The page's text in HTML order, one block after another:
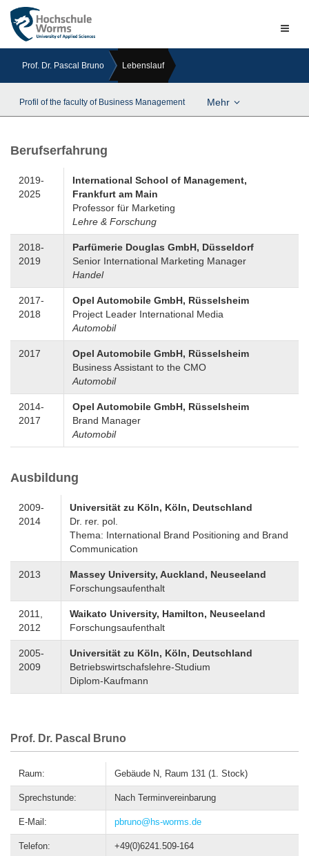
Prof. Dr. Pascal Bruno Lebenslauf
Profil of the faculty of Business Management Mehr
Berufserfahrung
2019-
2025
International School of Management,
Frankfurt am Main
Professor für Marketing
Lehre & Forschung
2018-
2019
Parfümerie Douglas GmbH, Düsseldorf
Senior International Marketing Manager
Handel
2017-
2018
Opel Automobile GmbH, Rüsselsheim
Project Leader International Media
Automobil
2017
Opel Automobile GmbH, Rüsselsheim
Business Assistant to the CMO
Automobil
2014-
2017
Opel Automobile GmbH, Rüsselsheim
Brand Manager
Automobil
Ausbildung
2009-
2014
Universität zu Köln, Köln, Deutschland
Dr. rer. pol.
Thema: International Brand Positioning and Brand
Communication
2013
Massey University, Auckland, Neuseeland
Forschungsaufenthalt
2011,
2012
Waikato University, Hamilton, Neuseeland
Forschungsaufenthalt
2005-
2009
Universität zu Köln, Köln, Deutschland
Betriebswirtschafslehre-Studium
Diplom-Kaufmann
Prof. Dr. Pascal Bruno
Raum: Gebäude N, Raum 131 (1. Stock)
Sprechstunde: Nach Terminvereinbarung
E-Mail: pbruno@hs-worms.de
Telefon: +49(0)6241.509-164